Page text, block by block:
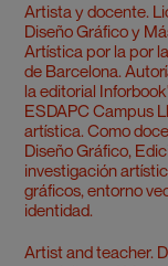
Artista y docente.
Diseño Gráfico y
Artística por la por
de Barcelona.
la editorial
ESDAPC Campus
artística. Como
Diseño Gráfico,
investigación
gráficos, entorno
identidad.
Artist and teacher.